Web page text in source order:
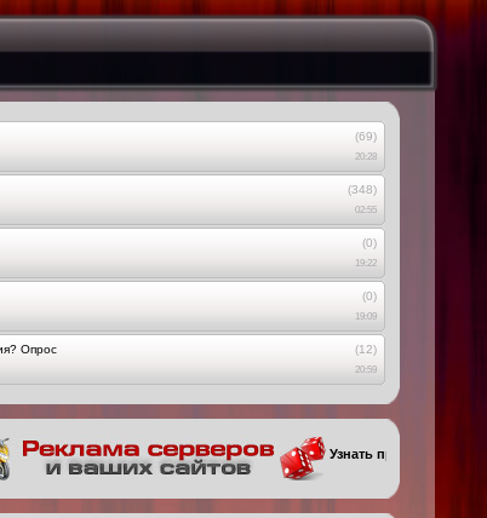
(69)
20:28
(348)
02:55
(0)
19:22
(0)
19:09
Опрос
(12)
20:59
Узнать про цены